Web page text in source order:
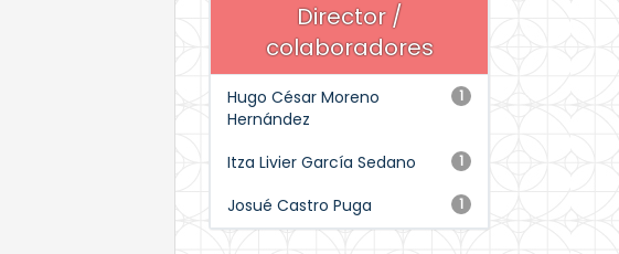
Director /
colaboradores
1
Hugo César Moreno
Hernández
1
Itza Livier García Sedano
1
Josué Castro Puga